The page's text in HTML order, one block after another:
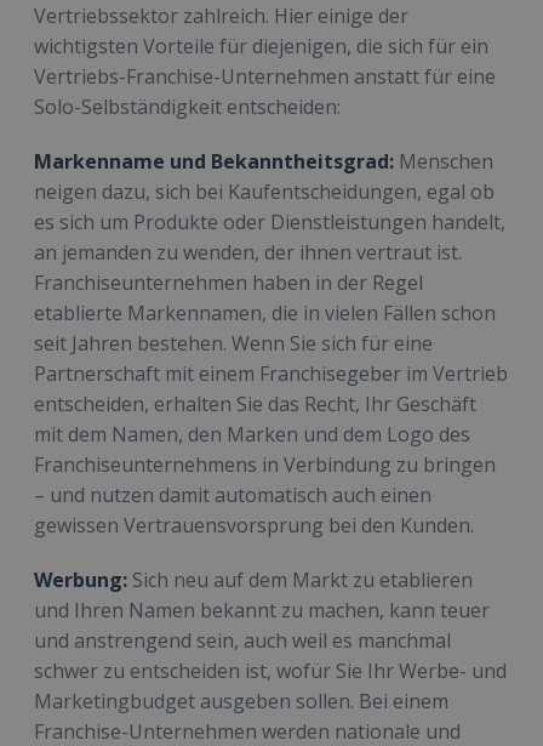
Vertriebssektor zahlreich. Hier einige der
wichtigsten Vorteile für diejenigen, die sich für ein
Vertriebs-Franchise-Unternehmen anstatt für eine
Solo-Selbständigkeit entscheiden:
Markenname und Bekanntheitsgrad: Menschen
neigen dazu, sich bei Kaufentscheidungen, egal ob
es sich um Produkte oder Dienstleistungen handelt,
an jemanden zu wenden, der ihnen vertraut ist.
Franchiseunternehmen haben in der Regel
etablierte Markennamen, die in vielen Fällen schon
seit Jahren bestehen. Wenn Sie sich für eine
Partnerschaft mit einem Franchisegeber im Vertrieb
entscheiden, erhalten Sie das Recht, Ihr Geschäft
mit dem Namen, den Marken und dem Logo des
Franchiseunternehmens in Verbindung zu bringen
– und nutzen damit automatisch auch einen
gewissen Vertrauensvorsprung bei den Kunden.
Werbung: Sich neu auf dem Markt zu etablieren
und Ihren Namen bekannt zu machen, kann teuer
und anstrengend sein, auch weil es manchmal
schwer zu entscheiden ist, wofür Sie Ihr Werbe- und
Marketingbudget ausgeben sollen. Bei einem
Franchise-Unternehmen werden nationale und